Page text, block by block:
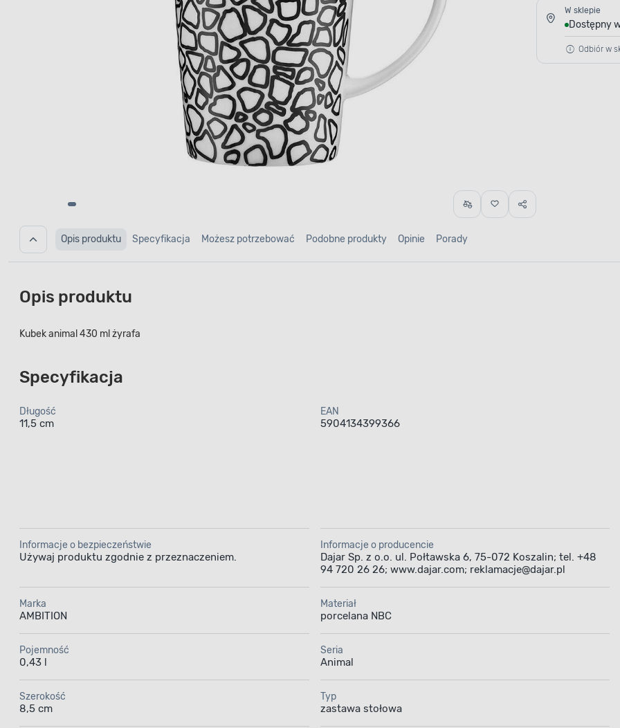
W sklepie
Dostępny
Odbiór w
Opis produktu Specyfikacja Możesz potrzebować Podobne produkty Opinie Porady
Opis produktu
Kubek animal 430 ml żyrafa
Specyfikacja
Długość
11,5 cm
EAN
5904134399366
Informacje o bezpieczeństwie
Używaj produktu zgodnie z przeznaczeniem.
Informacje o producencie
Dajar Sp. z o.o. ul. Połtawska 6, 75-072 Koszalin; tel. +48
94 720 26 26; www.dajar.com; reklamacje@dajar.pl
Marka
AMBITION
Materiał
porcelana NBC
Pojemność
0,43 l
Seria
Animal
Szerokość
8,5 cm
Typ
zastawa stołowa